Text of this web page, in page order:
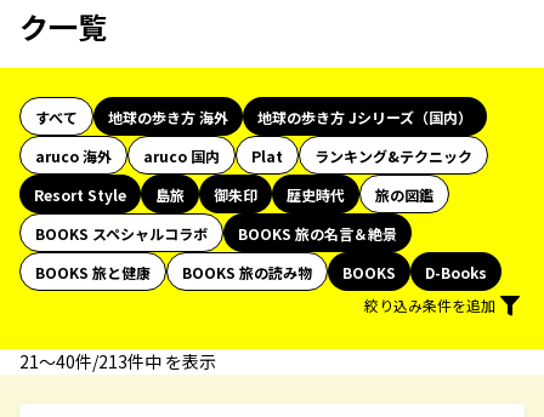
ク一覧
すべて 地球の歩き方 海外
地球の歩き方 Jシリーズ（国内）
aruco 海外
aruco 国内 Plat
ランキング&テクニック
Resort Style
島旅 御朱印 歴史時代
旅の図鑑
BOOKS スペシャルコラボ
BOOKS 旅の名言＆絶景
BOOKS 旅と健康
BOOKS 旅の読み物 BOOKS
D-Books
絞り込み条件を追加
21〜40件/213件中 を表示